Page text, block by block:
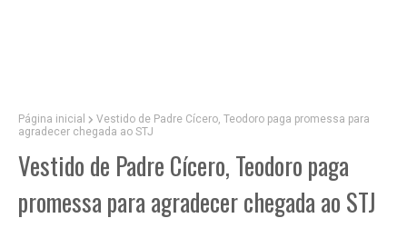
Página inicial
Vestido de Padre Cícero, Teodoro paga promessa para
agradecer chegada ao STJ
Vestido de Padre Cícero, Teodoro paga
promessa para agradecer chegada ao STJ